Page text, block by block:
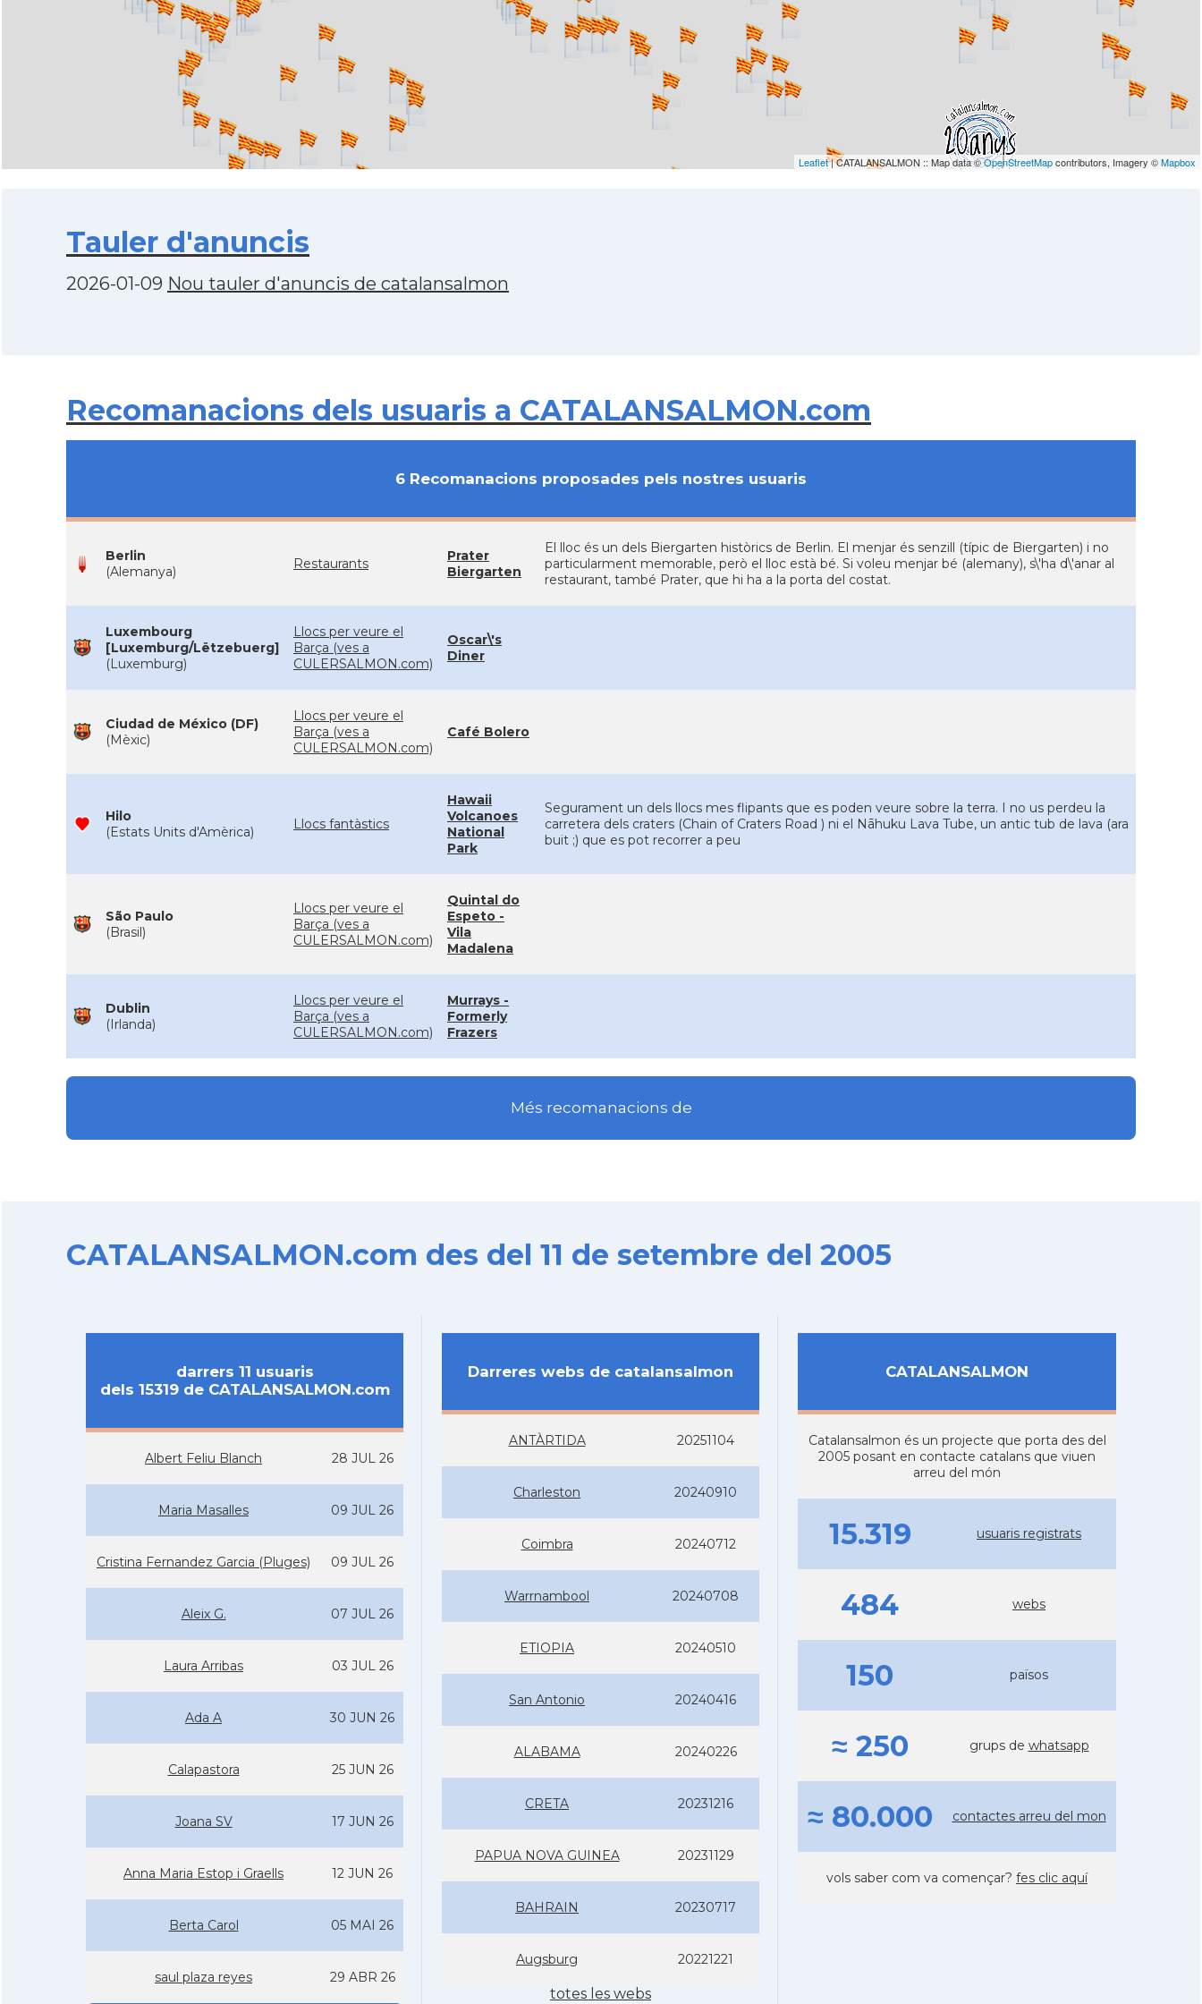
Leaflet| CATALANSALMON :: Map data ©OpenStreetMapcontributors, Imagery ©Mapbox
Tauler d'anuncis
2026-01-09 Nou tauler d'anuncis de catalansalmon
Recomanacions dels usuaris a CATALANSALMON.com
6 Recomanacions proposades pels nostres usuaris
Berlin
(Alemanya)
Restaurants
Prater
Biergarten
El lloc és un dels Biergarten històrics de Berlin. El menjar és senzill (típic de Biergarten) i no
particularment memorable, però el lloc està bé. Si voleu menjar bé (alemany), s\'ha d\'anar al
restaurant, també Prater, que hi ha a la porta del costat.
Luxembourg
[Luxemburg/Lëtzebuerg]
(Luxemburg)
Llocs per veure el
Barça (ves a
CULERSALMON.com)
Oscar\'s
Diner
Ciudad de México (DF)
(Mèxic)
Llocs per veure el
Barça (ves a
CULERSALMON.com)
Café Bolero
Hilo
(Estats Units d'Amèrica)
Llocs fantàstics
Hawaii
Volcanoes
National
Park
Segurament un dels llocs mes flipants que es poden veure sobre la terra. I no us perdeu la
carretera dels craters (Chain of Craters Road ) ni el Nāhuku Lava Tube, un antic tub de lava (ara
buit ;) que es pot recorrer a peu
São Paulo
(Brasil)
Llocs per veure el
Barça (ves a
CULERSALMON.com)
Quintal do
Espeto -
Vila
Madalena
Dublin
(Irlanda)
Llocs per veure el
Barça (ves a
CULERSALMON.com)
Murrays -
Formerly
Frazers
Més recomanacions de
CATALANSALMON.com des del 11 de setembre del 2005
darrers 11 usuaris
dels 15319 de CATALANSALMON.com
Albert Feliu Blanch 28 JUL 26
Maria Masalles 09 JUL 26
Cristina Fernandez Garcia (Pluges) 09 JUL 26
Aleix G. 07 JUL 26
Laura Arribas 03 JUL 26
Ada A 30 JUN 26
Calapastora 25 JUN 26
Joana SV 17 JUN 26
Anna Maria Estop i Graells 12 JUN 26
Berta Carol 05 MAI 26
saul plaza reyes 29 ABR 26
Darreres webs de catalansalmon
ANTÀRTIDA 20251104
Charleston 20240910
Coimbra 20240712
Warrnambool 20240708
ETIOPIA 20240510
San Antonio 20240416
ALABAMA 20240226
CRETA 20231216
PAPUA NOVA GUINEA 20231129
BAHRAIN 20230717
Augsburg 20221221
totes les webs
CATALANSALMON
Catalansalmon és un projecte que porta des del
2005 posant en contacte catalans que viuen
arreu del món
15.319 usuaris registrats
484 webs
150 països
≈ 250 grups de whatsapp
≈ 80.000 contactes arreu del mon
vols saber com va començar? fes clic aquí